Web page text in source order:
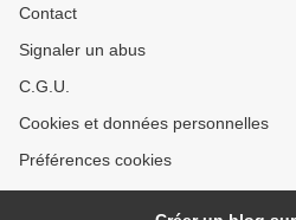
Contact
Signaler un abus
C.G.U.
Cookies et données personnelles
Préférences cookies